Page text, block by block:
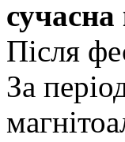
Після
За